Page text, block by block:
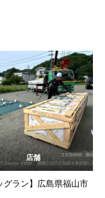
店舗
グラン】広島県福山市